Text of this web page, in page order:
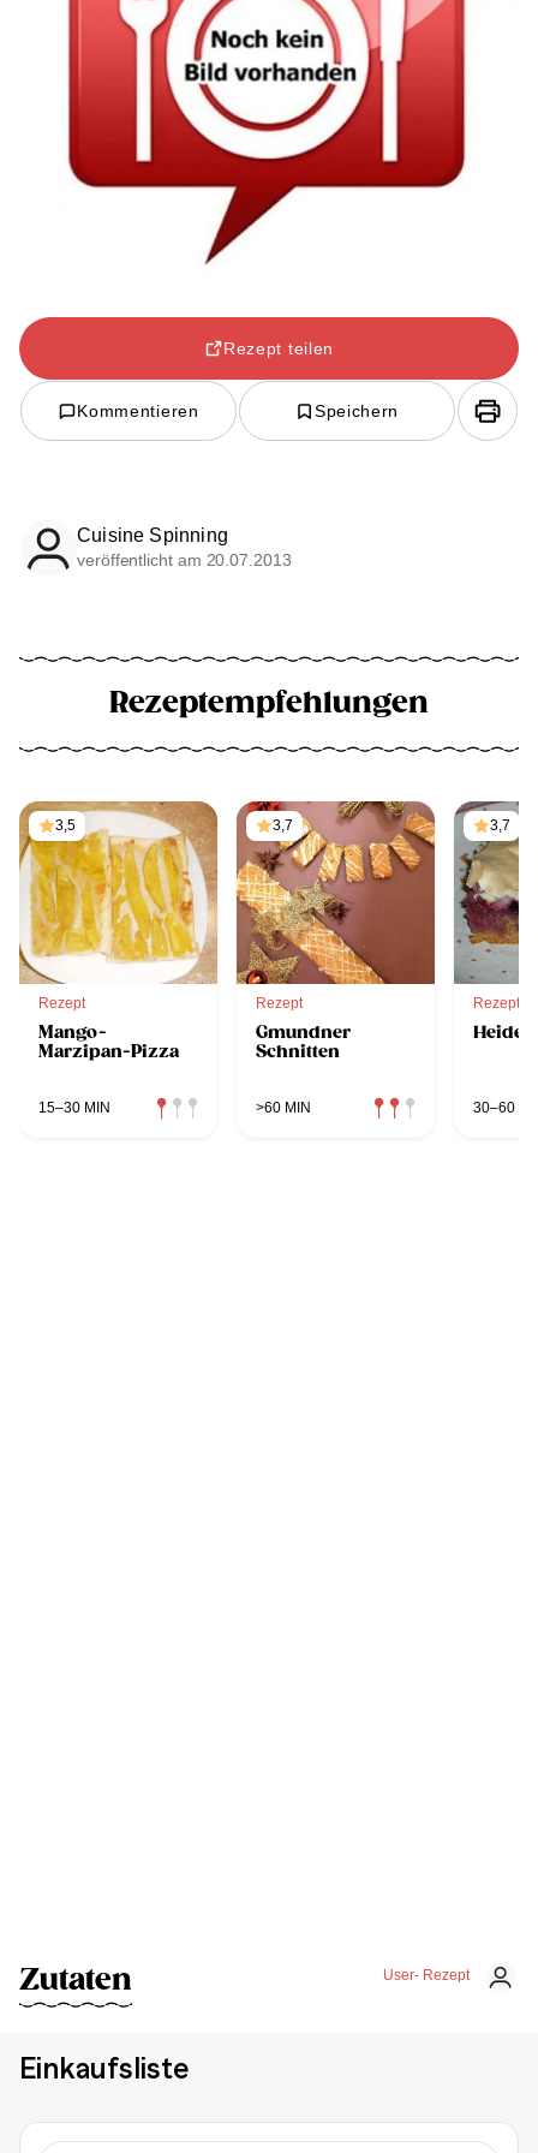
Rezept teilen
Kommentieren Speichern
Cuisine Spinning
veröffentlicht am 20.07.2013
Rezeptempfehlungen
3,5
Rezept
Mango-
Marzipan-Pizza
15–30 MIN
3,7
Rezept
Gmundner
Schnitten
>60 MIN
3,7
Rezept
30–60
User- Rezept
Zutaten